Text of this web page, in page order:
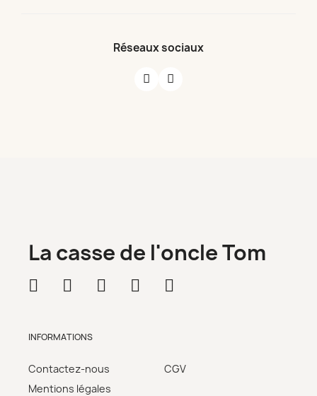
Réseaux sociaux
La casse de l'oncle Tom
INFORMATIONS
Contactez-nous
Mentions légales
CGV